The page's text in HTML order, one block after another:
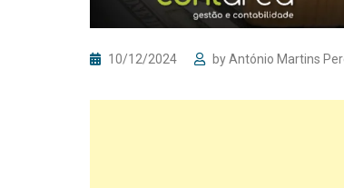
10/12/2024 byAntónio Martins